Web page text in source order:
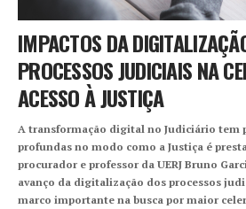
IMPACTOS DA
PROCESSOS JUDICIAIS NA
ACESSO À JUSTIÇA
A transformação digital no Judiciário tem
profundas no modo como a Justiça é
procurador e professor da UERJ Bruno
avanço da digitalização dos processos
marco importante na busca por maior